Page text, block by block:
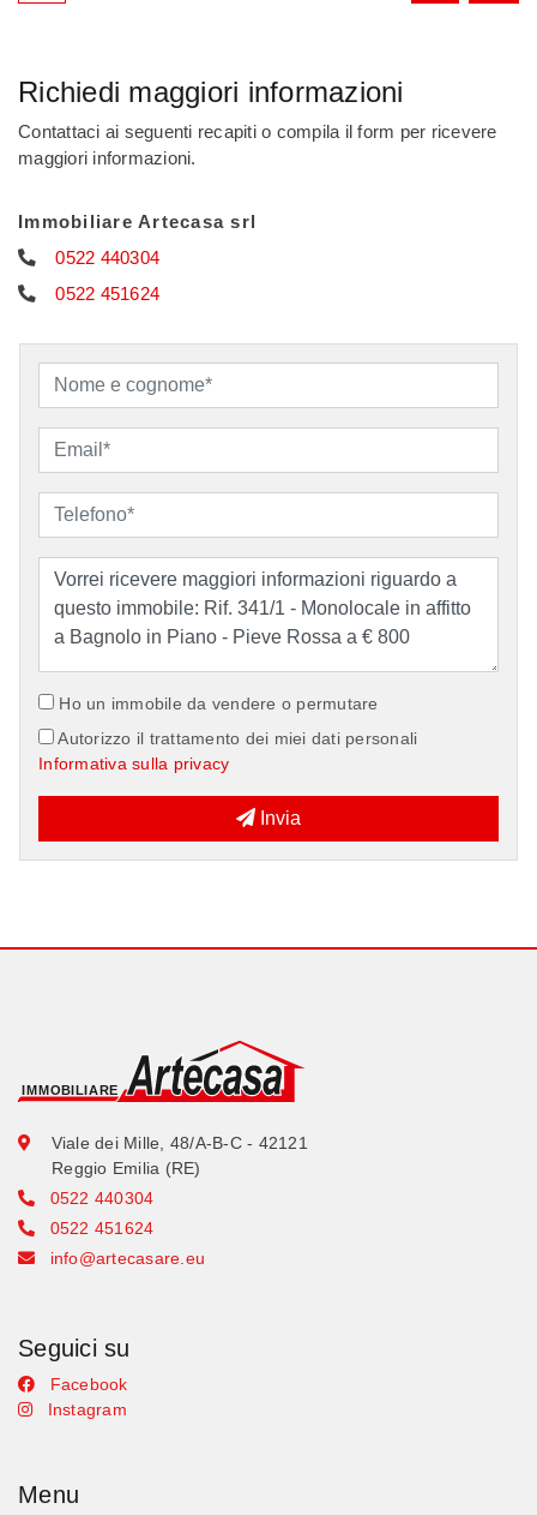
Richiedi maggiori informazioni
Contattaci ai seguenti recapiti o compila il form per ricevere
maggiori informazioni.
Immobiliare Artecasa srl
0522 440304
0522 451624
Ho un immobile da vendere o permutare
Autorizzo il trattamento dei miei dati personali
Informativa sulla privacy
Invia
Viale dei Mille, 48/A-B-C - 42121
Reggio Emilia (RE)
0522 440304
0522 451624
info@artecasare.eu
Seguici su
Facebook
Instagram
Menu